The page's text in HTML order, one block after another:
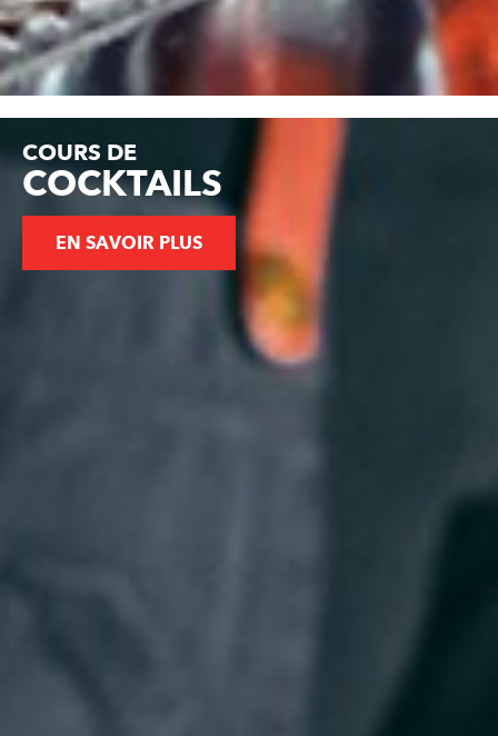
COURS DE
COCKTAILS
EN SAVOIR PLUS